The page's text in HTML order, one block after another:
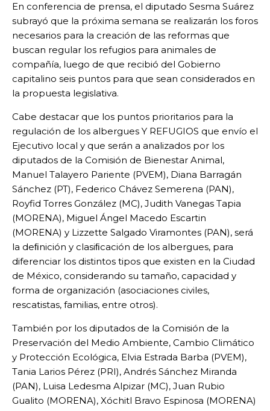
En conferencia de prensa, el diputado Sesma Suárez
subrayó que la próxima semana se realizarán los foros
necesarios para la creación de las reformas que
buscan regular los refugios para animales de
compañía, luego de que recibió del Gobierno
capitalino seis puntos para que sean considerados en
la propuesta legislativa.
Cabe destacar que los puntos prioritarios para la
regulación de los albergues Y REFUGIOS que envío el
Ejecutivo local y que serán a analizados por los
diputados de la Comisión de Bienestar Animal,
Manuel Talayero Pariente (PVEM), Diana Barragán
Sánchez (PT), Federico Chávez Semerena (PAN),
Royfid Torres González (MC), Judith Vanegas Tapia
(MORENA), Miguel Ángel Macedo Escartin
(MORENA) y Lizzette Salgado Viramontes (PAN), será
la deﬁnición y clasiﬁcación de los albergues, para
diferenciar los distintos tipos que existen en la Ciudad
de México, considerando su tamaño, capacidad y
forma de organización (asociaciones civiles,
rescatistas, familias, entre otros).
También por los diputados de la Comisión de la
Preservación del Medio Ambiente, Cambio Climático
y Protección Ecológica, Elvia Estrada Barba (PVEM),
Tania Larios Pérez (PRI), Andrés Sánchez Miranda
(PAN), Luisa Ledesma Alpizar (MC), Juan Rubio
Gualito (MORENA), Xóchitl Bravo Espinosa (MORENA)